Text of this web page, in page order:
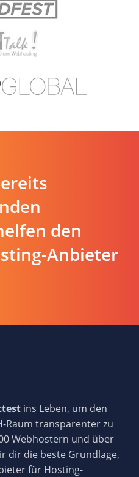
den
Anbieter
ins Leben, um den
Raum transparenter zu
Webhostern und über
dir die beste Grundlage,
für Hosting-